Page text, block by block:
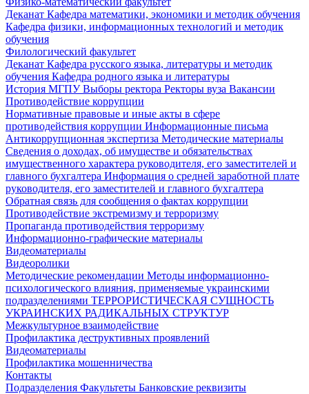
Деканат Кафедра математики, экономики и методик обучения
Кафедра физики, информационных технологий и методик
обучения
Филологический факультет
Деканат Кафедра русского языка, литературы и методик
обучения Кафедра родного языка и литературы
История МГПУВыборы ректора Ректоры вуза Вакансии
Противодействие коррупции
Нормативные правовые и иные акты в сфере
противодействия коррупции Информационные письма
Антикоррупционная экспертиза Методические материалы
Сведения о доходах, об имуществе и обязательствах
имущественного характера руководителя, его заместителей и
главного бухгалтера Информация о средней заработной плате
руководителя, его заместителей и главного бухгалтера
Обратная связь для сообщения о фактах коррупции
Противодействие экстремизму и терроризму
Пропаганда противодействия терроризму
Информационно-графические материалы
Видеоматериалы
Видеоролики
Методические рекомендации Методы информационно-
психологического влияния, применяемые украинскими
подразделениями ТЕРРОРИСТИЧЕСКАЯ СУЩНОСТЬ
УКРАИНСКИХ РАДИКАЛЬНЫХ СТРУКТУР
Межкультурное взаимодействие
Профилактика деструктивных проявлений
Видеоматериалы
Профилактика мошенничества
Контакты
Подразделения Факультеты Банковские реквизиты